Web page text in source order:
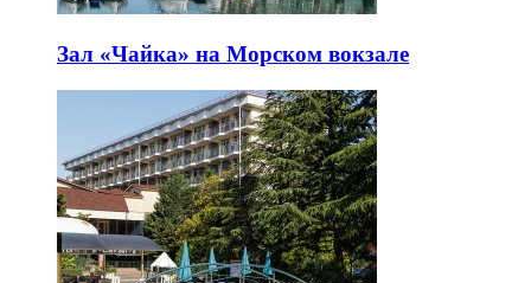
Зал «Чайка» на Морском вокзале